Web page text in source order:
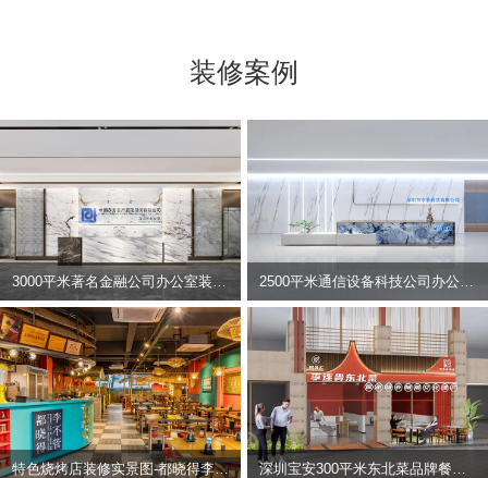
装修案例
2500平米通信设备科技公司办公室设计 | 宇泰科技
特色烧烤店装修实景图-都晓得李不管